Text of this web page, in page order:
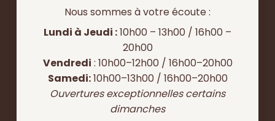
Nous sommes à votre écoute :
Lundi à Jeudi :10h00 – 13h00 / 16h00 –
20h00
Vendredi : 10h00–12h00 / 16h00–20h00
Samedi:10h00–13h00 / 16h00–20h00
Ouvertures exceptionnelles certains
dimanches